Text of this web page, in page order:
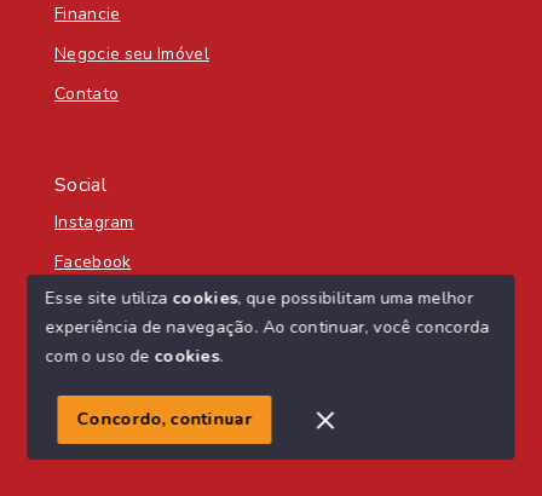
Financie
Negocie seu Imóvel
Contato
Social
Instagram
Facebook
© Copyright 2026 - Nascente Sul Imobiliária - Todos os
SITE PARA IMOBILIARIA
Esse site utiliza cookies, que possibilitam uma melhor
experiência de navegação. Ao continuar, você concorda
com o uso de cookies.
Concordo, continuar